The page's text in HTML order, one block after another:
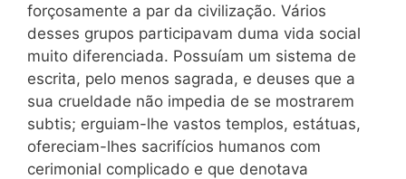
forçosamente a par da civilização. Vários
desses grupos participavam duma vida social
muito diferenciada. Possuíam um sistema de
escrita, pelo menos sagrada, e deuses que a
sua crueldade não impedia de se mostrarem
subtis; erguiam-lhe vastos templos, estátuas,
ofereciam-lhes sacrifícios humanos com
cerimonial complicado e que denotava